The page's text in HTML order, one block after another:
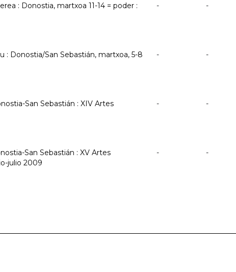
: Donostia, martxoa 11-14 = poder :
- -
: Donostia/San Sebastián, martxoa, 5-8
- -
San Sebastián : XIV Artes
- -
San Sebastián : XV Artes
julio 2009
- -